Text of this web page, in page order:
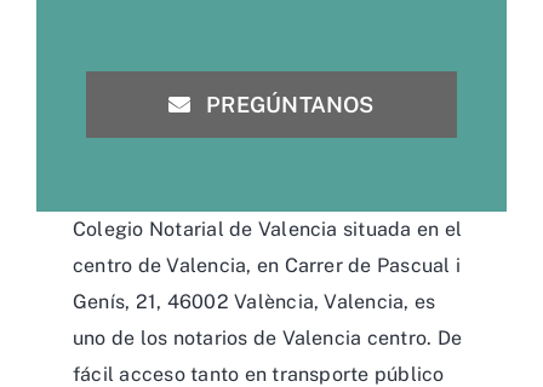
PREGÚNTANOS
Colegio Notarial de Valencia situada en el
centro de Valencia, en Carrer de Pascual i
Genís, 21, 46002 València, Valencia, es
uno de los notarios de Valencia centro. De
fácil acceso tanto en transporte público